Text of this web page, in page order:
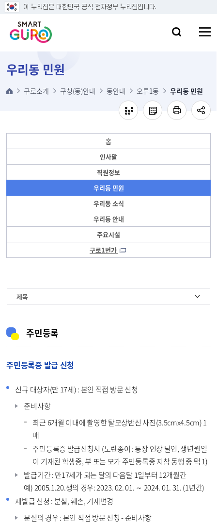
본문 바로가기
이 누리집은 대한민국 공식 전자정부 누리집입니다.
우리동 민원
구로소개 구청(동)안내 동안내 오류1동 우리동 민원
홈
인사말
직원정보
우리동 민원
우리동 소식
우리동 안내
주요시설
구로1번가
제목
주민등록
주민등록증 발급 신청
신규 대상자(만 17세) : 본인 직접 방문 신청
준비사항
최근 6개월 이내에 촬영한 탈모상반신 사진(3.5cmx4.5cm) 1
매
주민등록증 발급신청서 (노란종이 : 통장 인장 날인, 생년월일
이 기재된 학생증, 부 또는 모가 주민등록증 지참 동행 중 택 1)
발급기간 : 만17세가 되는 달의 다음달 1일부터 12개월간
예) 2005.1.20.생의 경우: 2023. 02. 01. ∼ 2024. 01. 31. (1년간)
재발급 신청 : 분실, 훼손, 기재변경
분실의 경우 : 본인 직접 방문 신청 - 준비사항